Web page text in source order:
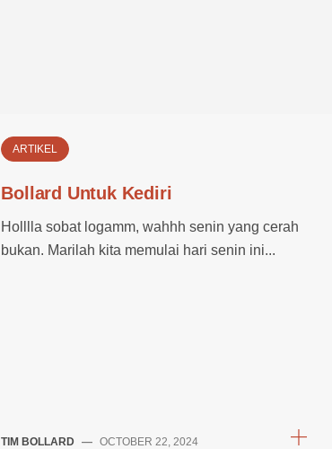
ARTIKEL
Bollard Untuk Kediri
Holllla sobat logamm, wahhh senin yang cerah
bukan. Marilah kita memulai hari senin ini...
TIM BOLLARD — OCTOBER 22, 2024